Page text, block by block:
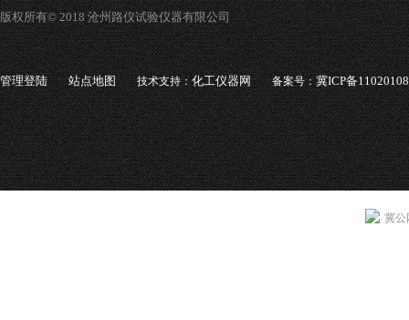
版权所有© 2018 沧州路仪试验仪器有限公司
管理登陆 站点地图 技术支持：化工仪器网 备案号：冀ICP备
冀公